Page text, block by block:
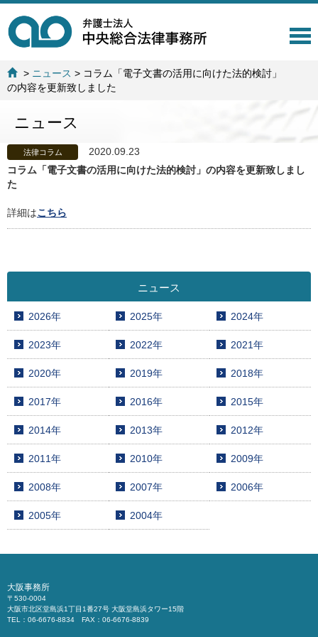
T
g
> ニュース > コラム「電子文書の活用に向けた法的検討」
の内容を更新致しました
ニュース
法律コラム
2020.09.23
コラム「電子文書の活用に向けた法的検討」の内容を更新致しまし
た
詳細はこちら
ニュース
2026年 2025年 2024年
2023年 2022年 2021年
2020年 2019年 2018年
2017年 2016年 2015年
2014年 2013年 2012年
2011年 2010年 2009年
2008年 2007年 2006年
2005年 2004年
大阪事務所
〒530-0004
大阪市北区堂島浜1丁目1番27号 大阪堂島浜タワー15階
TEL：06-6676-8834 FAX：06-6676-8839